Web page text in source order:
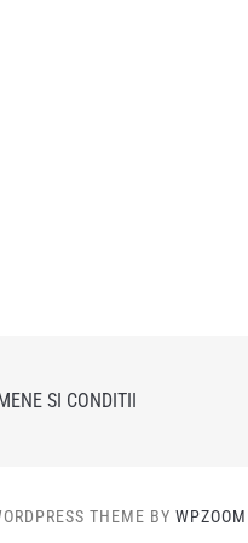
SI CONDITII
THEME BY